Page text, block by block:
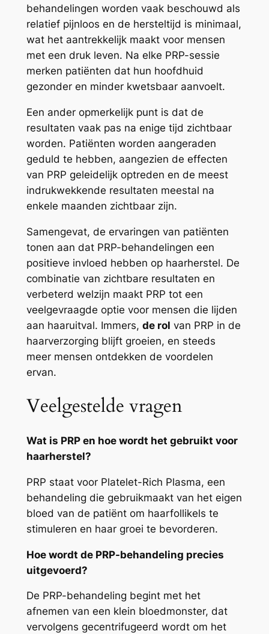
behandelingen worden vaak beschouwd als
relatief pijnloos en de hersteltijd is minimaal,
wat het aantrekkelijk maakt voor mensen
met een druk leven. Na elke PRP-sessie
merken patiënten dat hun hoofdhuid
gezonder en minder kwetsbaar aanvoelt.
Een ander opmerkelijk punt is dat de
resultaten vaak pas na enige tijd zichtbaar
worden. Patiënten worden aangeraden
geduld te hebben, aangezien de effecten
van PRP geleidelijk optreden en de meest
indrukwekkende resultaten meestal na
enkele maanden zichtbaar zijn.
Samengevat, de ervaringen van patiënten
tonen aan dat PRP-behandelingen een
positieve invloed hebben op haarherstel. De
combinatie van zichtbare resultaten en
verbeterd welzijn maakt PRP tot een
veelgevraagde optie voor mensen die lijden
aan haaruitval. Immers, de rol van PRP in de
haarverzorging blijft groeien, en steeds
meer mensen ontdekken de voordelen
ervan.
Veelgestelde vragen
Wat is PRP en hoe wordt het gebruikt voor
haarherstel?
PRP staat voor Platelet-Rich Plasma, een
behandeling die gebruikmaakt van het eigen
bloed van de patiënt om haarfollikels te
stimuleren en haar groei te bevorderen.
Hoe wordt de PRP-behandeling precies
uitgevoerd?
De PRP-behandeling begint met het
afnemen van een klein bloedmonster, dat
vervolgens gecentrifugeerd wordt om het